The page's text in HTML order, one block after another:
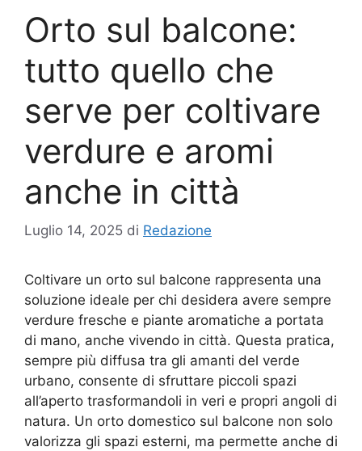
Orto sul balcone:
tutto quello che
serve per coltivare
verdure e aromi
anche in città
Luglio 14, 2025 di Redazione
Coltivare un orto sul balcone rappresenta una
soluzione ideale per chi desidera avere sempre
verdure fresche e piante aromatiche a portata
di mano, anche vivendo in città. Questa pratica,
sempre più diffusa tra gli amanti del verde
urbano, consente di sfruttare piccoli spazi
all’aperto trasformandoli in veri e propri angoli di
natura. Un orto domestico sul balcone non solo
valorizza gli spazi esterni, ma permette anche di